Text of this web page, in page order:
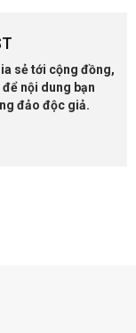
sẻ tới cộng đồng,
nội dung bạn
đảo độc giả.